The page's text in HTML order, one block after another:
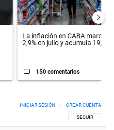
La inflación en CABA marcó
2,9% en julio y acumula 19,4...
150 comentarios
SIGA ESTA
SEGUIR
INICIAR SESIÓN | CREAR CUENTA